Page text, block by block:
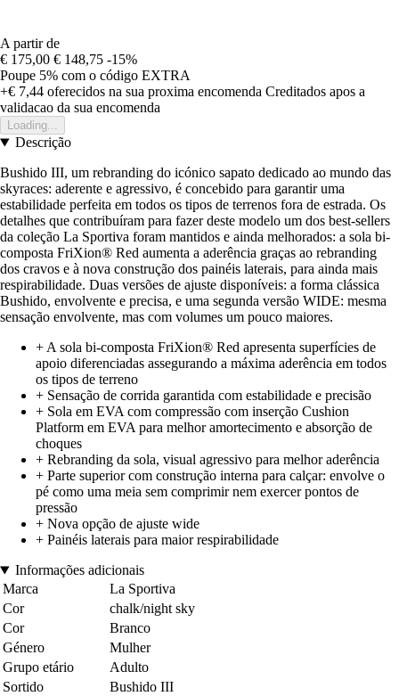
A partir de
€ 175,00 € 148,75 -15%
Poupe 5% com o código EXTRA
+€ 7,44 oferecidos na sua proxima encomenda Creditados apos a
validacao da sua encomenda
Loading...
Descrição
Bushido III, um rebranding do icónico sapato dedicado ao mundo das
skyraces: aderente e agressivo, é concebido para garantir uma
estabilidade perfeita em todos os tipos de terrenos fora de estrada. Os
detalhes que contribuíram para fazer deste modelo um dos best-sellers
da coleção La Sportiva foram mantidos e ainda melhorados: a sola bi-
composta FriXion® Red aumenta a aderência graças ao rebranding
dos cravos e à nova construção dos painéis laterais, para ainda mais
respirabilidade. Duas versões de ajuste disponíveis: a forma clássica
Bushido, envolvente e precisa, e uma segunda versão WIDE: mesma
sensação envolvente, mas com volumes um pouco maiores.
+ A sola bi-composta FriXion® Red apresenta superfícies de
apoio diferenciadas assegurando a máxima aderência em todos
os tipos de terreno
+ Sensação de corrida garantida com estabilidade e precisão
+ Sola em EVA com compressão com inserção Cushion
Platform em EVA para melhor amortecimento e absorção de
choques
+ Rebranding da sola, visual agressivo para melhor aderência
+ Parte superior com construção interna para calçar: envolve o
pé como uma meia sem comprimir nem exercer pontos de
pressão
+ Nova opção de ajuste wide
+ Painéis laterais para maior respirabilidade
Informações adicionais
Marca
La Sportiva
Cor
chalk/night sky
Cor
Branco
Género
Mulher
Grupo etário
Adulto
Sortido
Bushido III